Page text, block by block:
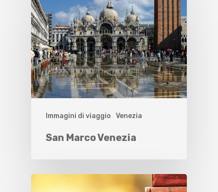
Immagini di viaggio Venezia
San Marco Venezia